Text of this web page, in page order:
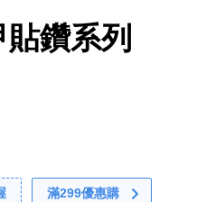
鑽系列
滿299優惠購